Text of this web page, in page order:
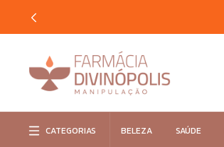
CATEGORIAS BELEZA SAÚDE